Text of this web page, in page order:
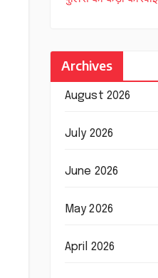
Archives
August 2026
July 2026
June 2026
May 2026
April 2026